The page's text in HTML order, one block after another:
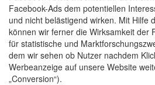
Facebook-Ads dem potentiellen
und nicht belästigend wirken. Mit Hilfe
können wir ferner die Wirksamkeit der
für statistische und
dem wir sehen ob Nutzer nachdem
Werbeanzeige auf unsere Website
„Conversion“).